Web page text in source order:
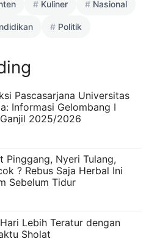
Kuliner Nasional
Politik
Pascasarjana Universitas
Informasi Gelombang I
2025/2026
Pinggang, Nyeri Tulang,
? Rebus Saja Herbal Ini
Sebelum Tidur
Lebih Teratur dengan
Sholat